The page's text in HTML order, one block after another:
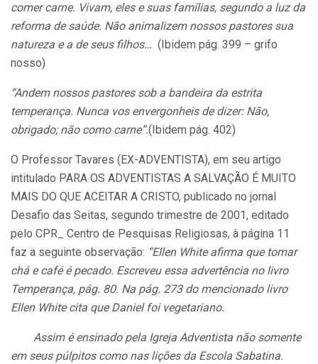
comer carne. Vivam, eles e suas famílias, segundo a luz da
reforma de saúde. Não animalizem nossos pastores sua
natureza e a de seus filhos… (Ibidem pág. 399 – grifo
nosso)
“Andem nossos pastores sob a bandeira da estrita
temperança. Nunca vos envergonheis de dizer: Não,
obrigado; não como carne”.(Ibidem pág. 402)
O Professor Tavares (EX-ADVENTISTA), em seu artigo
intitulado PARA OS ADVENTISTAS A SALVAÇÃO É MUITO
MAIS DO QUE ACEITAR A CRISTO, publicado no jornal
Desafio das Seitas, segundo trimestre de 2001, editado
pelo CPR_ Centro de Pesquisas Religiosas, à página 11
faz a seguinte observação: “Ellen White afirma que tomar
chá e café é pecado. Escreveu essa advertência no livro
Temperança, pág. 80. Na pág. 273 do mencionado livro
Ellen White cita que Daniel foi vegetariano.
Assim é ensinado pela Igreja Adventista não somente
em seus púlpitos como nas lições da Escola Sabatina.